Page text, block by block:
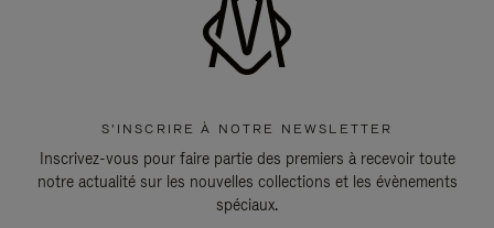
S'INSCRIRE À NOTRE NEWSLETTER
Inscrivez-vous pour faire partie des premiers à recevoir toute
notre actualité sur les nouvelles collections et les évènements
spéciaux.